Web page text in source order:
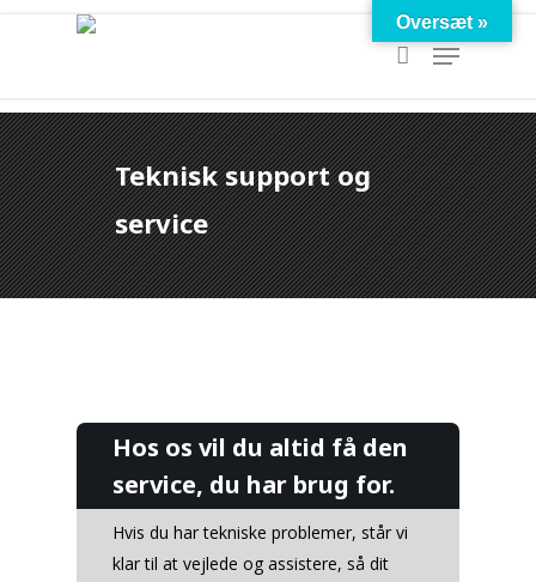
content
Menu
Cart
Teknisk support og
service
Hos os vil du altid få den
service, du har brug for.
Hvis du har tekniske problemer, står vi
klar til at vejlede og assistere, så dit
Oversæt »